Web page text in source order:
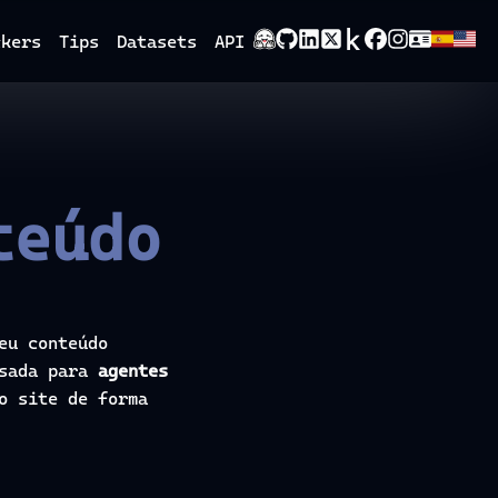
Tips Datasets API
conteúdo
para agentes
site de forma